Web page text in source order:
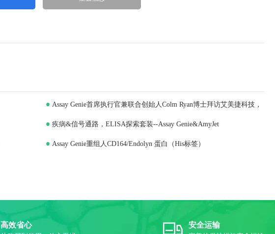
Assay Genie首席执行官兼联合创始人Colm Ryan博士拜访艾美捷科技，
深化合作共谋发展
疾病&信号通路，ELISA探索套装--Assay Genie&AmyJet
Assay Genie重组人CD164/Endolyn 蛋白（His标签）
高效省心 安全运输